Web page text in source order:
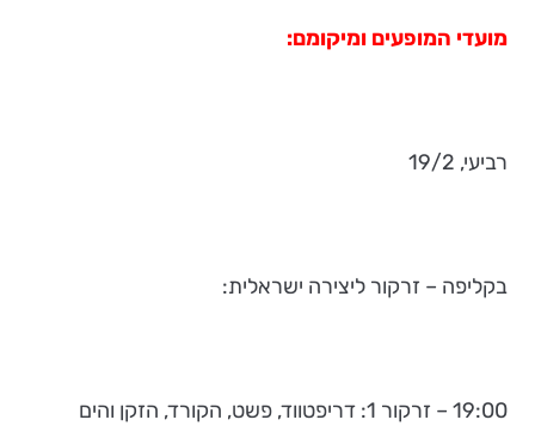
מועדי המופעים ומיקומם:
רביעי, 19/2
בקליפה – זרקור ליצירה ישראלית:
19:00 – זרקור 1: דריפטווד, פשט, הקורד, הזקן והים